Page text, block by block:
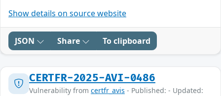
Show details on source website
JSON Share To clipboard
CERTFR-2025-AVI-0486
Vulnerability from certfr_avis - Published: - Updated: